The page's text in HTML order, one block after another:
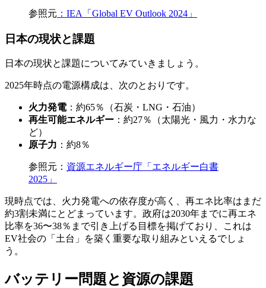
参照元 ：IEA「Global EV Outlook 2024」
日本の現状と課題
日本の現状と課題についてみていきましょう。
2025年時点の電源構成は、次のとおりです。
火力発電：約65％（石炭・LNG・石油）
再生可能エネルギー ：約27％（太陽光・風力・水力な
ど）
原子力 ：約8％
参照元： 資源エネルギー庁「エネルギー白書
2025」
現時点では、火力発電への依存度が高く、再エネ比率はまだ
約3割未満にとどまっています。政府は2030年までに再エネ
比率を36〜38％まで引き上げる目標を掲げており、これは
EV社会の「土台」を築く重要な取り組みといえるでしょ
う。
バッテリー問題と資源の課題